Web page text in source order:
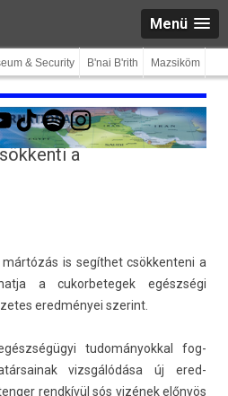
Menü
& Security B'nai B'rith Mazsiköm
TikTokSpotifyInstagram
a
is segíthet csök­kenteni a
a cukor­betegek egészségi
eredményei szerint.
tudományokk­al fog­
vizsgálódása új ered­
rendkívül sós vizének előnyös